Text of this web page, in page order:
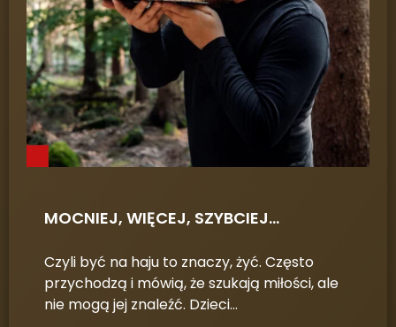
MOCNIEJ, WIĘCEJ, SZYBCIEJ…
Czyli być na haju to znaczy, żyć. Często
przychodzą i mówią, że szukają miłości, ale
nie mogą jej znaleźć. Dzieci…